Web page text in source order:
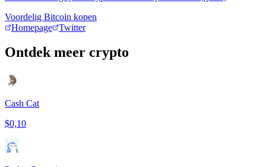
Voordelig Bitcoin kopen
Homepage
Twitter
Ontdek meer crypto
Cash Cat
$0,10